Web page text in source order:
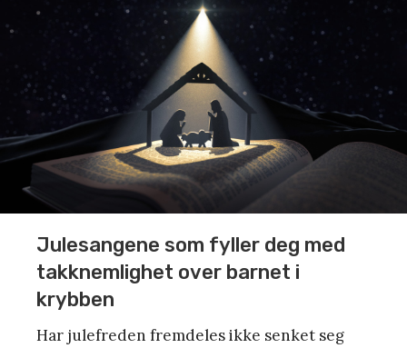
Julesangene som fyller deg med
takknemlighet over barnet i
krybben
Har julefreden fremdeles ikke senket seg